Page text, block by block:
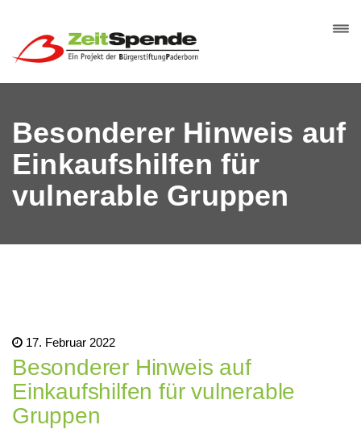
Besonderer Hinweis auf
Einkaufshilfen für
vulnerable Gruppen
17. Februar 2022
Besonderer Hinweis auf
Einkaufshilfen für vulnerable
Gruppen